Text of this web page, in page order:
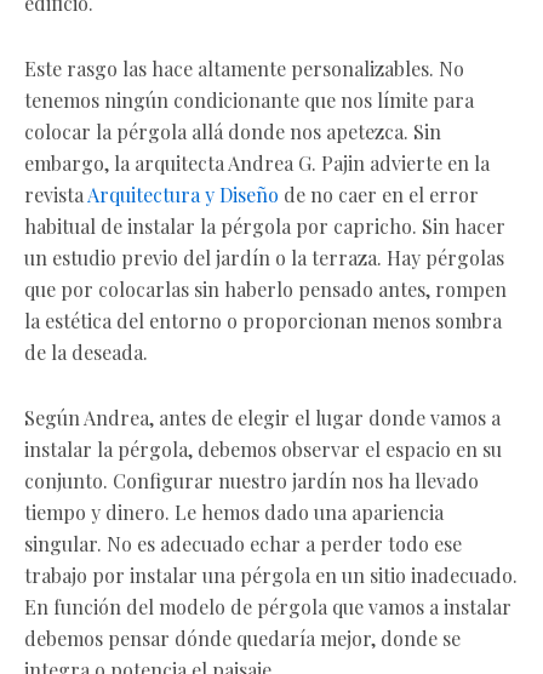
Este rasgo las hace altamente personalizables. No
tenemos ningún condicionante que nos límite para
colocar la pérgola allá donde nos apetezca. Sin
embargo, la arquitecta Andrea G. Pajin advierte en la
revista Arquitectura y Diseño de no caer en el error
habitual de instalar la pérgola por capricho. Sin hacer
un estudio previo del jardín o la terraza. Hay pérgolas
que por colocarlas sin haberlo pensado antes, rompen
la estética del entorno o proporcionan menos sombra
de la deseada.
Según Andrea, antes de elegir el lugar donde vamos a
instalar la pérgola, debemos observar el espacio en su
conjunto. Configurar nuestro jardín nos ha llevado
tiempo y dinero. Le hemos dado una apariencia
singular. No es adecuado echar a perder todo ese
trabajo por instalar una pérgola en un sitio inadecuado.
En función del modelo de pérgola que vamos a instalar
debemos pensar dónde quedaría mejor, donde se